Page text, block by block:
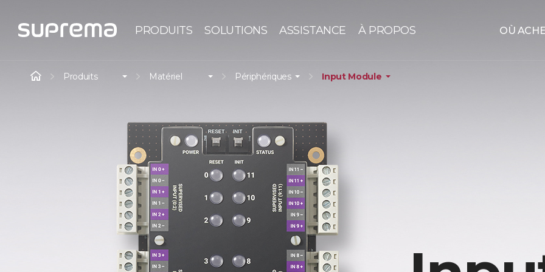
PRODUITS SOLUTIONS ASSISTANCE À PROPOS OÙ
Produits Matériel Périphériques Input Module